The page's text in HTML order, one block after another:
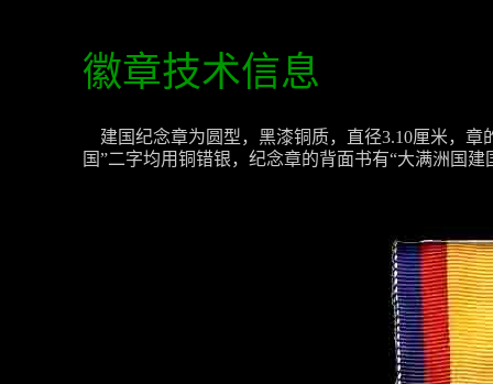
徽章技术信息
建国纪念章为圆型，黑漆铜质，直径3.10厘米，
国”二字均用铜错银，纪念章的背面书有“大满洲国